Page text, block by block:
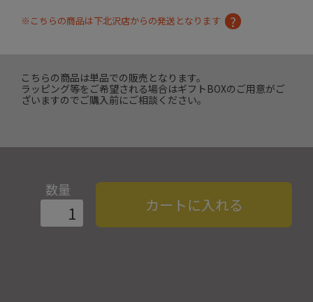
※こちらの商品は下北沢店からの発送となります
こちらの商品は単品での販売となります。
ラッピング等をご希望される場合はギフトBOXのご用意がご
ざいますのでご購入前にご相談ください。
数量
カートに入れる